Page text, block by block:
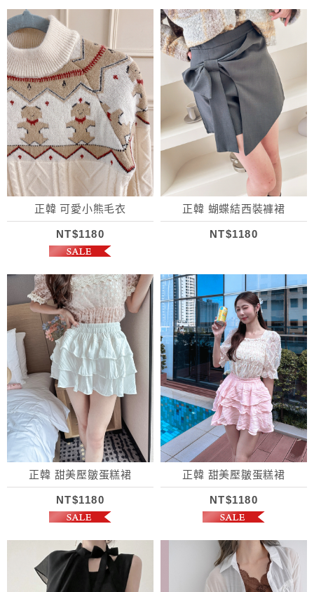
正韓 可愛小熊毛衣
NT$1180
正韓 蝴蝶結西裝褲裙
NT$1180
正韓 甜美壓皺蛋糕裙
NT$1180
正韓 甜美壓皺蛋糕裙
NT$1180